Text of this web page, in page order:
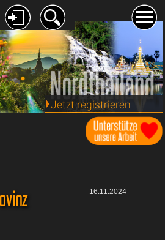
Jetzt registrieren
16.11.2024